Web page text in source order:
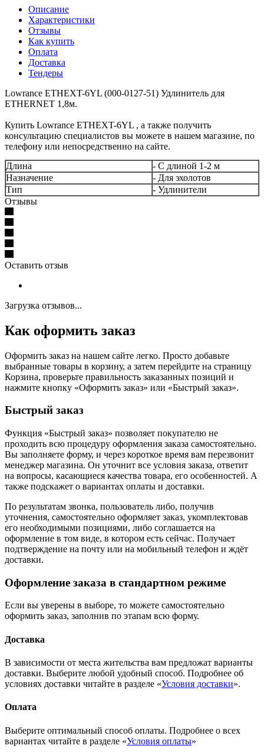
Описание
Характеристики
Отзывы
Как купить
Оплата
Доставка
Тендеры
Lowrance ETHEXT-6YL (000-0127-51) Удлинитель для
ETHERNET 1,8м.
Купить Lowrance ETHEXT-6YL , а также получить
консультацию специалистов вы можете в нашем магазине, по
телефону или непосредственно на сайте.
Длина
- С длиной 1-2 м
Назначение
- Для эхолотов
Тип
- Удлинители
Отзывы
Оставить отзыв
Загрузка отзывов...
Как оформить заказ
Оформить заказ на нашем сайте легко. Просто добавьте
выбранные товары в корзину, а затем перейдите на страницу
Корзина, проверьте правильность заказанных позиций и
нажмите кнопку «Оформить заказ» или «Быстрый заказ».
Быстрый заказ
Функция «Быстрый заказ» позволяет покупателю не
проходить всю процедуру оформления заказа самостоятельно.
Вы заполняете форму, и через короткое время вам перезвонит
менеджер магазина. Он уточнит все условия заказа, ответит
на вопросы, касающиеся качества товара, его особенностей. А
также подскажет о вариантах оплаты и доставки.
По результатам звонка, пользователь либо, получив
уточнения, самостоятельно оформляет заказ, укомплектовав
его необходимыми позициями, либо соглашается на
оформление в том виде, в котором есть сейчас. Получает
подтверждение на почту или на мобильный телефон и ждёт
доставки.
Оформление заказа в стандартном режиме
Если вы уверены в выборе, то можете самостоятельно
оформить заказ, заполнив по этапам всю форму.
Доставка
В зависимости от места жительства вам предложат варианты
доставки. Выберите любой удобный способ. Подробнее об
условиях доставки читайте в разделе «Условия доставки».
Оплата
Выберите оптимальный способ оплаты. Подробнее о всех
вариантах читайте в разделе «Условия оплаты»